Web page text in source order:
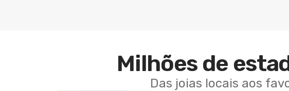
Milhões de
Das joias locais aos